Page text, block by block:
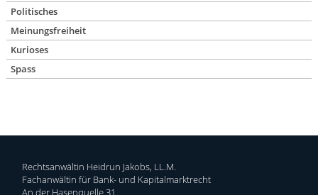
Politisches
Meinungsfreiheit
Kurioses
Spass
Rechtsanwältin Heidrun Jakobs, LL.M.
Fachanwältin für Bank- und Kapitalmarktrecht